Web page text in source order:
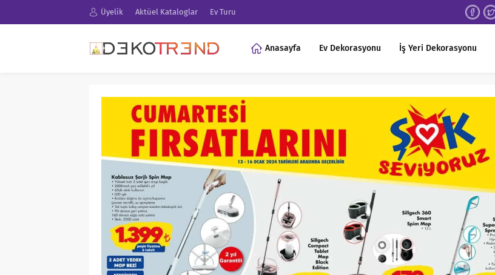
Üyelik Aktüel Kataloglar Ev Turu
Anasayfa Ev Dekorasyonu İş Yeri Dekorasyonu